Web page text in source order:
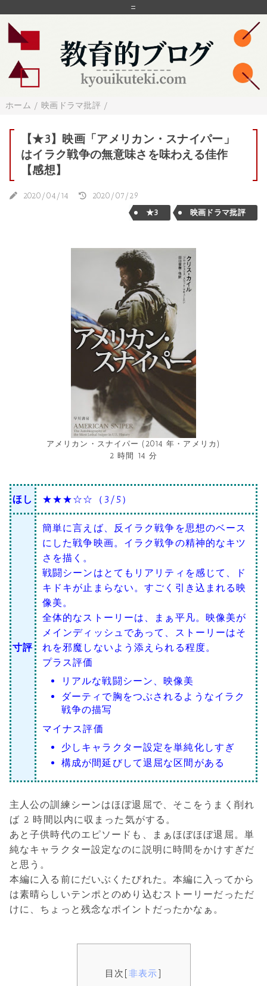
=
ホーム / 映画ドラマ批評 /
【★3】映画「アメリカン・スナイパー」
はイラク戦争の無意味さを味わえる佳作
【感想】
2020/04/14
2020/07/29
★3
映画ドラマ批評
アメリカン・スナイパー (2014 年・アメリカ)
2 時間 14 分
ほし ★★★☆☆（3/5）
寸評
簡単に言えば、反イラク戦争を思想のベース
にした戦争映画。イラク戦争の精神的なキツ
さを描く。
戦闘シーンはとてもリアリティを感じて、ド
キドキが止まらない。すごく引き込まれる映
像美。
全体的なストーリーは、まぁ平凡。映像美が
メインディッシュであって、ストーリーはそ
れを邪魔しないよう添えられる程度。
プラス評価
リアルな戦闘シーン、映像美
ダーティで胸をつぶされるようなイラク
戦争の描写
マイナス評価
少しキャラクター設定を単純化しすぎ
構成が間延びして退屈な区間がある
主人公の訓練シーンはほぼ退屈で、そこをうまく削れ
ば 2 時間以内に収まった気がする。
あと子供時代のエピソードも、まぁほぼほぼ退屈。単
純なキャラクター設定なのに説明に時間をかけすぎだ
と思う。
本編に入る前にだいぶくたびれた。本編に入ってから
は素晴らしいテンポとのめり込むストーリーだっただ
けに、ちょっと残念なポイントだったかなぁ。
目次 [非表示]